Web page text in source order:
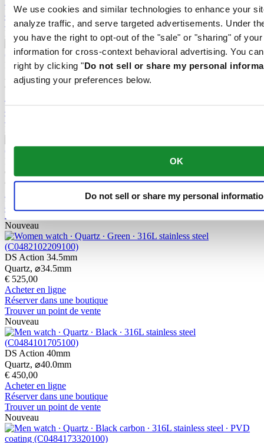
We use cookies and similar technologies to enhance your
analyze traffic, and serve targeted advertisements. Under
you have the right to opt-out of the "sale" or "sharing" of
information for cross-context behavioral advertising. You
right by clicking "Do not sell or share my personal
adjusting your preferences below.
OK
Do not sell or share my personal
Réserver dans une boutique
Trouver un point de vente
Nouveau
DS Action GMT Powermatic 80
Automatique,⌀41.0mm
€ 1.195,00
Réserver dans une boutique
Trouver un point de vente
Nouveau
DS Action 40mm
Quartz,
€ 495,00
Réserver dans une boutique
Trouver un point de vente
Nouveau
DS Action 34.5mm
Quartz, ⌀34.5mm
€ 525,00
Acheter en ligne
Réserver dans une boutique
Trouver un point de vente
Nouveau
DS Action 40mm
Quartz, ⌀40.0mm
€ 450,00
Acheter en ligne
Réserver dans une boutique
Trouver un point de vente
Nouveau